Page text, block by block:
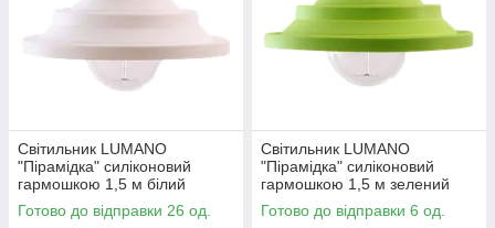
Світильник LUMANO
"Пірамідка" силіконовий
гармошкою 1,5 м білий
Готово до відправки 26 од.
Світильник LUMANO
"Пірамідка" силіконовий
гармошкою 1,5 м зелений
Готово до відправки 6 од.